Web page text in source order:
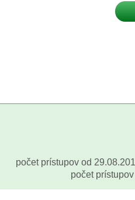
počet prístupov od
počet